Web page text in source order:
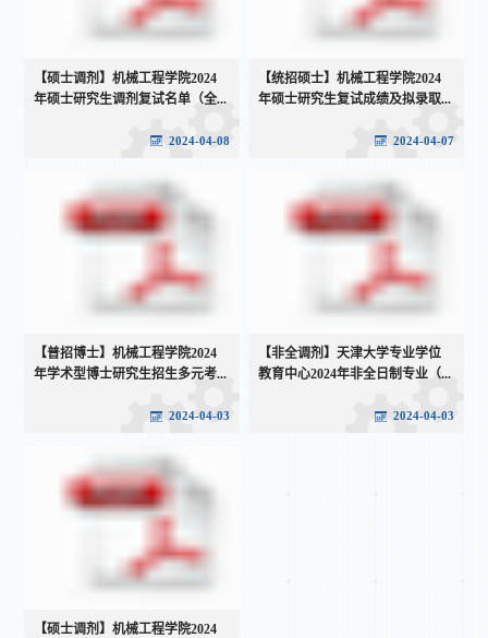
【硕士调剂】机械工程学院2024
年硕士研究生调剂复试名单（全...
2024-04-08
【统招硕士】机械工程学院2024
年硕士研究生复试成绩及拟录取...
2024-04-07
【普招博士】机械工程学院2024
年学术型博士研究生招生多元考...
2024-04-03
【非全调剂】天津大学专业学位
教育中心2024年非全日制专业（...
2024-04-03
【硕士调剂】机械工程学院2024